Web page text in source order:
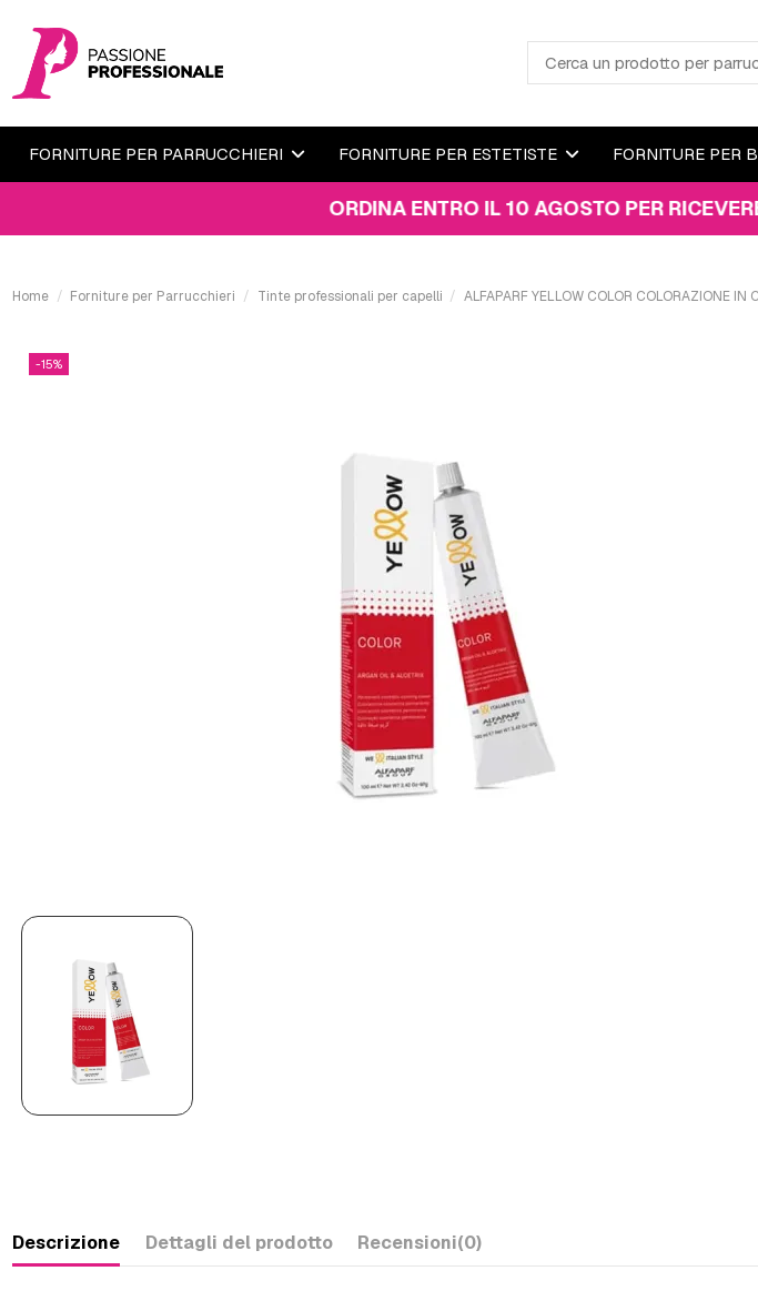
FORNITURE PER PARRUCCHIERI FORNITURE PER ESTETISTE FORNITURE PER
ORDINA ENTRO IL 10 AGOSTO PER RICEVERE IL
Home Forniture per Parrucchieri Tinte professionali per capelli ALFAPARF YELLOW COLOR COLORAZIONE
-15%
Descrizione Dettagli del prodotto Recensioni(0)